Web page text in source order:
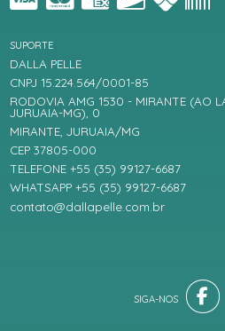
SUPORTE
DALLA PELLE
CNPJ 15.224.564/0001-85
RODOVIA AMG 1530 - MIRANTE (AO
JURUAIA-MG), 0
MIRANTE, JURUAIA/MG
CEP 37805-000
TELEFONE +55 (35) 99127-6687
WHATSAPP +55 (35) 99127-6687
contato@dallapelle.com.br